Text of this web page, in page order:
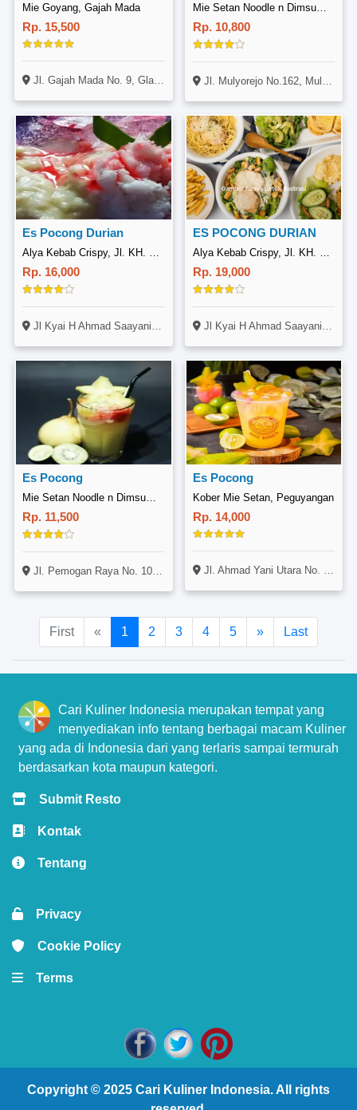
Mie Goyang, Gajah Mada
Rp. 15,500
Jl. Gajah Mada No. 9, Glagah, Banyuwangi
Mie Setan Noodle n Dimsum, Mulyorejo
Rp. 10,800
Jl. Mulyorejo No.162, Mulyorejo, Surabaya
Es Pocong Durian
Rp. 16,000
Jl Kyai H Ahmad Saayani No.62A Mekar Wangi Kec Tanah Sereal Kota Bogor, Depan Alfamart
ES POCONG DURIAN
Rp. 19,000
Jl Kyai H Ahmad Saayani No.62A Mekar Wangi Kec Tanah Sereal Kota Bogor, Depan Alfamart
Es Pocong
Rp. 11,500
Jl. Pemogan Raya No. 100, Denpasar, Bali
Es Pocong
Kober Mie Setan, Peguyangan
Rp. 14,000
Jl. Ahmad Yani Utara No. 464 Peguyangan Kaja, Kec. Denpasar Utara, Denpasar - Bali
First « 1 2 3 4 5 » Last
Cari Kuliner Indonesia merupakan tempat yang
menyediakan info tentang berbagai macam Kuliner
yang ada di Indonesia dari yang terlaris sampai termurah
berdasarkan kota maupun kategori.
Submit Resto
Kontak
Tentang
Privacy
Cookie Policy
Terms
Copyright © 2025 Cari Kuliner Indonesia. All rights